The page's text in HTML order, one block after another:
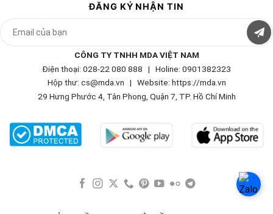
ĐĂNG KÝ NHẬN TIN
CÔNG TY TNHH MDA VIỆT NAM
Điện thoại: 028-22 080 888 | Holine: 0901382323
Hộp thư: cs@mda.vn | Website: https://mda.vn
29 Hưng Phước 4, Tân Phong, Quận 7, TP. Hồ Chí Minh